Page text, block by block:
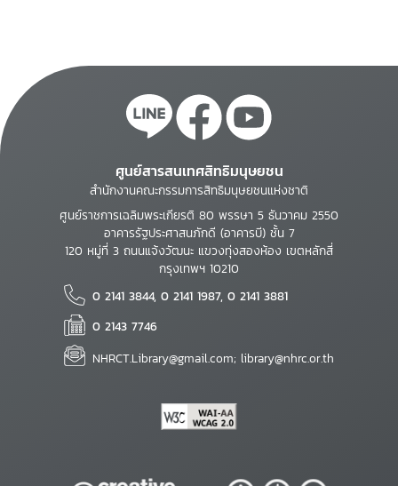
ศูนย์สารสนเทศสิทธิมนุษยชน
สำนักงานคณะกรรมการสิทธิมนุษยชนแห่งชาติ
ศูนย์ราชการเฉลิมพระเกียรติ 80 พรรษา 5 ธันวาคม 2550
อาคารรัฐประศาสนภักดี (อาคารบี) ชั้น 7
120 หมู่ที่ 3 ถนนแจ้งวัฒนะ แขวงทุ่งสองห้อง เขตหลักสี่
กรุงเทพฯ 10210
0 2141 3844, 0 2141 1987, 0 2141 3881
0 2143 7746
NHRCT.Library@gmail.com; library@nhrc.or.th